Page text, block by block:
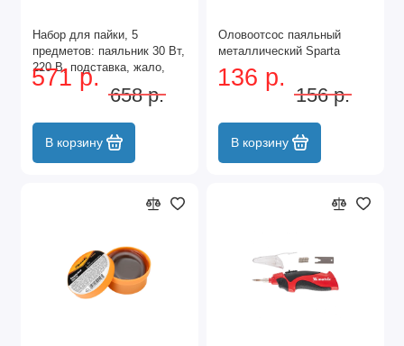
Набор для пайки, 5
предметов: паяльник 30 Вт,
220 В, подставка, жало,
паста, припой Sparta
571 р.
658 р.
В корзину
Оловоотсос паяльный
металлический Sparta
136 р.
156 р.
В корзину